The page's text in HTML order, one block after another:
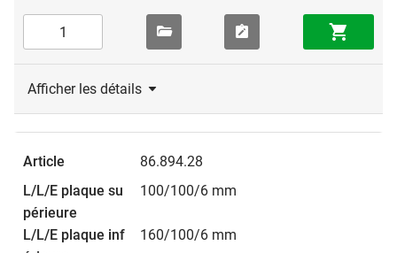
Afficher les détails
86.894.28
100/100/6 mm
160/100/6 mm